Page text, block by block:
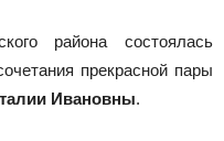
района состоялась
прекрасной пары
Ивановны.